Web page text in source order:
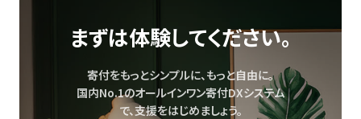
まずは体験してください。
寄付をもっとシンプルに、もっと自由に。
国内No.1のオールインワン寄付DXシステム
で、支援をはじめましょう。